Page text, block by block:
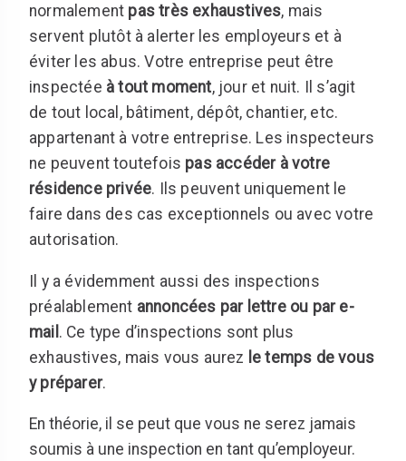
normalement pas très exhaustives, mais
servent plutôt à alerter les employeurs et à
éviter les abus. Votre entreprise peut être
inspectée à tout moment, jour et nuit. Il s’agit
de tout local, bâtiment, dépôt, chantier, etc.
appartenant à votre entreprise. Les inspecteurs
ne peuvent toutefois pas accéder à votre
résidence privée. Ils peuvent uniquement le
faire dans des cas exceptionnels ou avec votre
autorisation.
Il y a évidemment aussi des inspections
préalablement annoncées par lettre ou par e-
mail . Ce type d’inspections sont plus
exhaustives, mais vous aurez le temps de vous
y préparer.
En théorie, il se peut que vous ne serez jamais
soumis à une inspection en tant qu’employeur.